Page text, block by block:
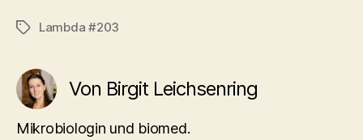
Schlagwörter
Lambda #203
Von Birgit Leichsenring
Mikrobiologin und biomed.